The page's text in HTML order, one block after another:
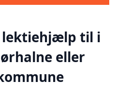
lektiehjælp til i
eller